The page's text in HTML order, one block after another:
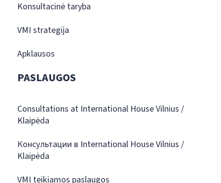
Konsultacinė taryba
VMI strategija
Apklausos
PASLAUGOS
Consultations at International House Vilnius /
Klaipėda
Консультации в International House Vilnius /
Klaipėda
VMI teikiamos paslaugos